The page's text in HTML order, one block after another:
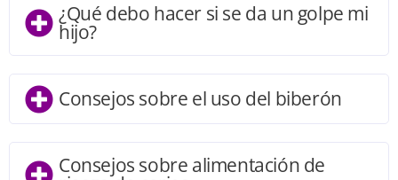
¿Qué debo hacer si se da un golpe mi
hijo?
Consejos sobre el uso del biberón
Consejos sobre alimentación de